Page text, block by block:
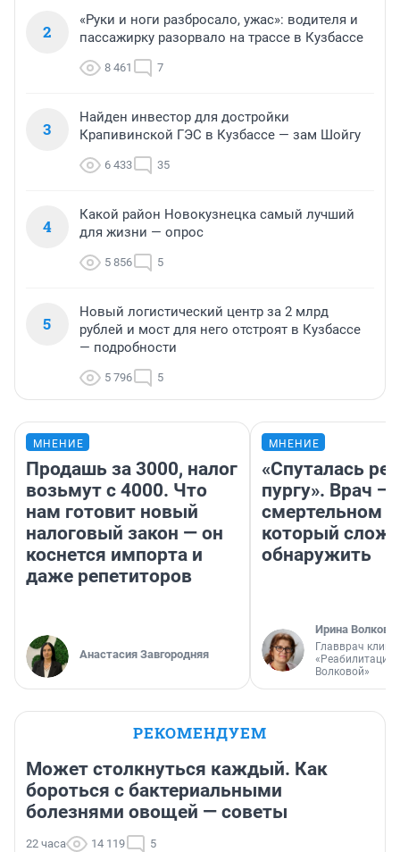
2
«Руки и ноги разбросало, ужас»: водителя и
пассажирку разорвало на трассе в Кузбассе
8 461 7
3
Найден инвестор для достройки
Крапивинской ГЭС в Кузбассе — зам Шойгу
6 433 35
4
Какой район Новокузнецка самый лучший
для жизни — опрос
5 856 5
5
Новый логистический центр за 2 млрд
рублей и мост для него отстроят в Кузбассе
— подробности
5 796 5
МНЕНИЕ
Продашь за 3000, налог
возьмут с 4000. Что
нам готовит новый
налоговый закон — он
коснется импорта и
даже репетиторов
Анастасия Завгородняя
МНЕНИЕ
«Спуталась
пургу». Врач —
смертельном
который
обнаружить
Ирина Волкова
Главврач
«Реабилитация
Волковой»
РЕКОМЕНДУЕМ
Может столкнуться каждый. Как
бороться с бактериальными
болезнями овощей — советы
22 часа 14 119 5